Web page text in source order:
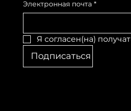
Электронная почта *
Я согласен(на)
Подписаться